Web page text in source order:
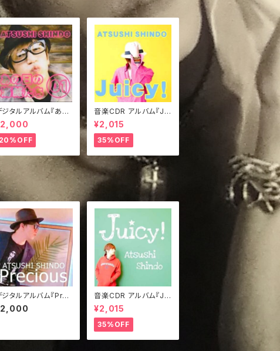
ジタルアルバム『あの
の海賊たち①』
20%OFF
音楽CDR アルバム『Jui
cy!』きぃジャケVer.
¥2,015
35%OFF
ジタルアルバム『Prec
』
音楽CDR アルバム『Jui
cy!』みどジャケVer.
¥2,015
35%OFF